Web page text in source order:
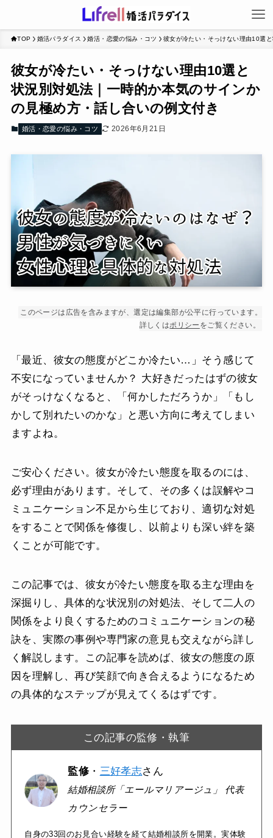
TOP 婚活パラダイス 婚活・恋愛の悩み・コツ 彼女が冷たい・そっけない理由10選
彼女が冷たい・そっけない理由10選と
状況別対処法｜一時的か本気のサインか
の見極め方・話し合いの例文付き
婚活・恋愛の悩み・コツ 2026年6月21日
このページは広告を含みますが、選定は編集部が公平に行っています。
詳しくはポリシー をご覧ください。
「最近、彼女の態度がどこか冷たい…」そう感じて
不安になっていませんか？ 大好きだったはずの彼女
がそっけなくなると、「何かしただろうか」「もし
かして別れたいのかな」と悪い方向に考えてしまい
ますよね。
ご安心ください。彼女が冷たい態度を取るのには、
必ず理由があります。そして、その多くは誤解やコ
ミュニケーション不足から生じており、適切な対処
をすることで関係を修復し、以前よりも深い絆を築
くことが可能です。
この記事では、彼女が冷たい態度を取る主な理由を
深掘りし、具体的な状況別の対処法、そして二人の
関係をより良くするためのコミュニケーションの秘
訣を、実際の事例や専門家の意見も交えながら詳し
く解説します。この記事を読めば、彼女の態度の原
因を理解し、再び笑顔で向き合えるようになるため
の具体的なステップが見えてくるはずです。
この記事の監修・執筆
監修・ 三好孝志さん
結婚相談所「エールマリアージュ」 代表
カウンセラー
自身の33回のお見合い経験を経て結婚相談所を開業。実体験